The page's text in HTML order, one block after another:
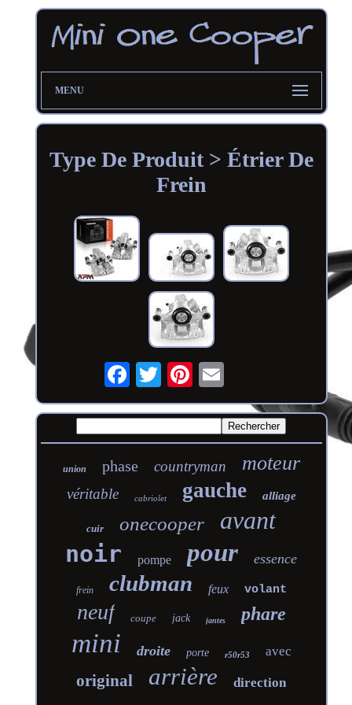
MENU
Type De Produit > Étrier De
Frein
union phase countryman moteur
véritable cabriolet gauche alliage
cuir onecooper avant
noir pompe pour essence
frein clubman feux volant
neuf coupe jack jantes phare
mini droite porte r50r53 avec
original arrière direction